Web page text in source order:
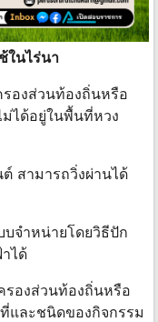
ในไร่นา
องส่วนท้องถิ่นหรือ
ได้อยู่ในพื้นที่หวง
สามารถวิ่งผ่านได้
จำหน่ายโดยวิธีปัก
ได้
องส่วนท้องถิ่นหรือ
และชนิดของกิจกรรม